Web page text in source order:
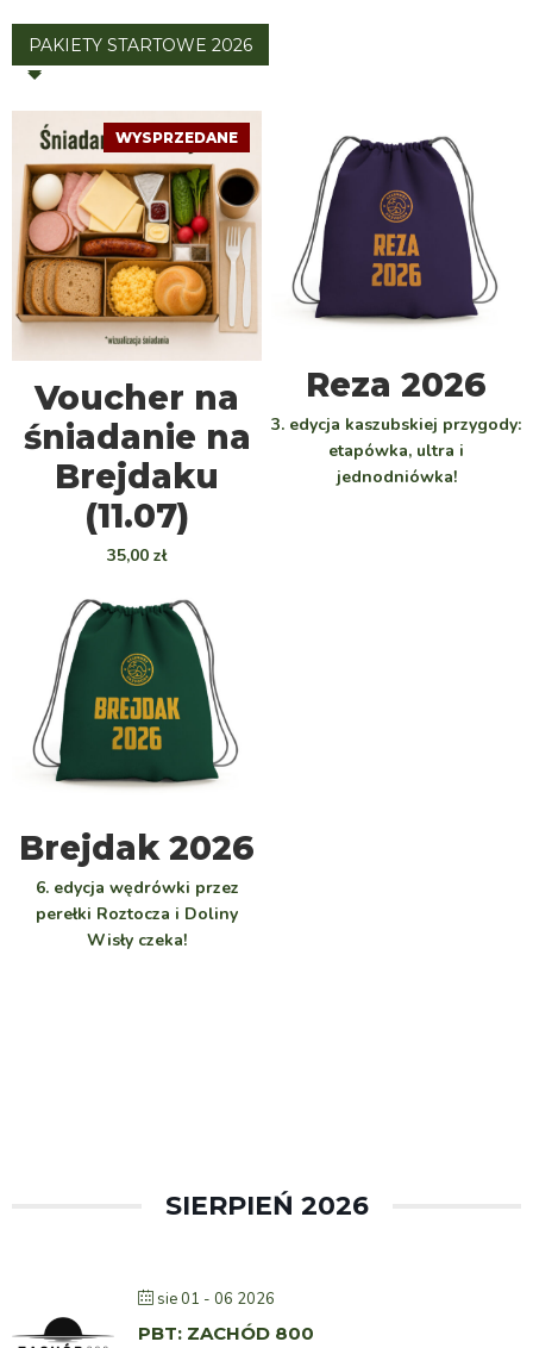
PAKIETY STARTOWE 2026
WYSPRZEDANE
DOWIEDZ SIĘ WIĘCEJ
Voucher na
śniadanie na
Brejdaku
(11.07)
35,00 zł
WYBIERZ
Reza 2026
3. edycja kaszubskiej przygody:
etapówka, ultra i
jednodniówka!
WYBIERZ
Brejdak 2026
6. edycja wędrówki przez
perełki Roztocza i Doliny
Wisły czeka!
SIERPIEŃ 2026
sie 01 - 06 2026
PBT: ZACHÓD 800